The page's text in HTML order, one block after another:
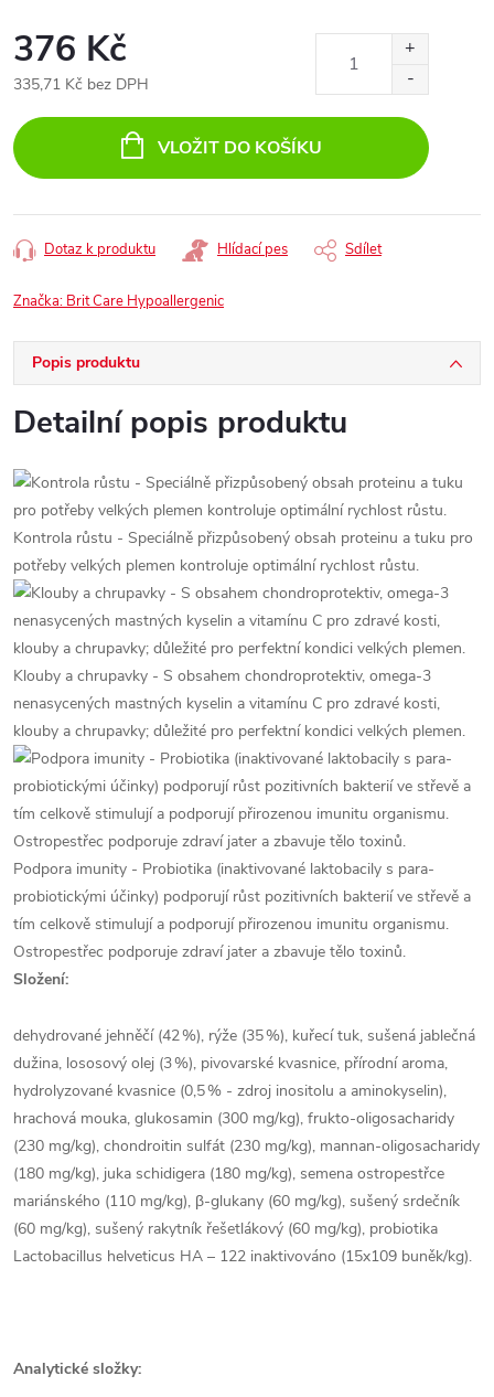
376 Kč
335,71 Kč bez DPH
cena:
VLOŽIT DO KOŠÍKU
Dotaz k produktu Hlídací pes Sdílet
Značka: Brit Care Hypoallergenic
Popis produktu
Detailní popis produktu
Kontrola růstu - Speciálně přizpůsobený obsah proteinu a tuku pro
potřeby velkých plemen kontroluje optimální rychlost růstu.
Klouby a chrupavky - S obsahem chondroprotektiv, omega-3
nenasycených mastných kyselin a vitamínu C pro zdravé kosti,
klouby a chrupavky; důležité pro perfektní kondici velkých plemen.
Podpora imunity - Probiotika (inaktivované laktobacily s para-
probiotickými účinky) podporují růst pozitivních bakterií ve střevě a
tím celkově stimulují a podporují přirozenou imunitu organismu.
Ostropestřec podporuje zdraví jater a zbavuje tělo toxinů.
Složení:
dehydrované jehněčí (42 %), rýže (35 %), kuřecí tuk, sušená jablečná
dužina, lososový olej (3 %), pivovarské kvasnice, přírodní aroma,
hydrolyzované kvasnice (0,5 % - zdroj inositolu a aminokyselin),
hrachová mouka, glukosamin (300 mg/kg), frukto-oligosacharidy
(230 mg/kg), chondroitin sulfát (230 mg/kg), mannan-oligosacharidy
(180 mg/kg), juka schidigera (180 mg/kg), semena ostropestřce
mariánského (110 mg/kg), β-glukany (60 mg/kg), sušený srdečník
(60 mg/kg), sušený rakytník řešetlákový (60 mg/kg), probiotika
Lactobacillus helveticus HA – 122 inaktivováno (15x109 buněk/kg).
Analytické složky: